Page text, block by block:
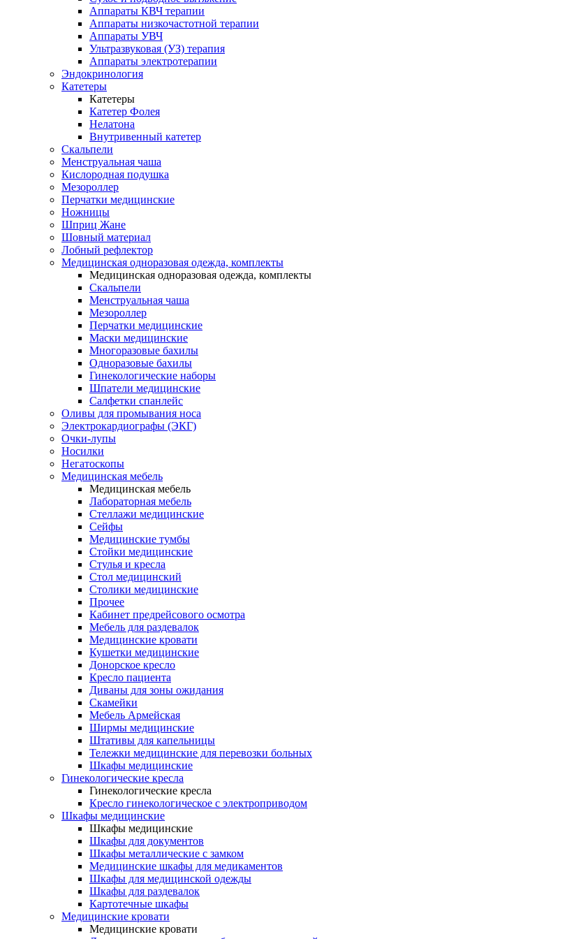
Аппараты КВЧ терапии
Аппараты низкочастотной терапии
Аппараты УВЧ
Ультразвуковая (УЗ) терапия
Аппараты электротерапии
Эндокринология
Катетеры
Катетеры
Катетер Фолея
Нелатона
Внутривенный катетер
Скальпели
Менструальная чаша
Кислородная подушка
Мезороллер
Перчатки медицинские
Ножницы
Шприц Жане
Шовный материал
Лобный рефлектор
Медицинская одноразовая одежда, комплекты
Медицинская одноразовая одежда, комплекты
Скальпели
Менструальная чаша
Мезороллер
Перчатки медицинские
Маски медицинские
Многоразовые бахилы
Одноразовые бахилы
Гинекологические наборы
Шпатели медицинские
Салфетки спанлейс
Оливы для промывания носа
Электрокардиографы (ЭКГ)
Очки-лупы
Носилки
Негатоскопы
Медицинская мебель
Медицинская мебель
Лабораторная мебель
Стеллажи медицинские
Сейфы
Медицинские тумбы
Стойки медицинские
Cтулья и кресла
Стол медицинский
Столики медицинские
Прочее
Кабинет предрейсового осмотра
Мебель для раздевалок
Медицинские кровати
Кушетки медицинские
Донорское кресло
Кресло пациента
Диваны для зоны ожидания
Скамейки
Мебель Армейская
Ширмы медицинские
Штативы для капельницы
Тележки медицинские для перевозки больных
Шкафы медицинские
Гинекологические кресла
Гинекологические кресла
Кресло гинекологическое с электроприводом
Шкафы медицинские
Шкафы медицинские
Шкафы для документов
Шкафы металлические с замком
Медицинские шкафы для медикаментов
Шкафы для медицинской одежды
Шкафы для раздевалок
Картотечные шкафы
Медицинские кровати
Медицинские кровати